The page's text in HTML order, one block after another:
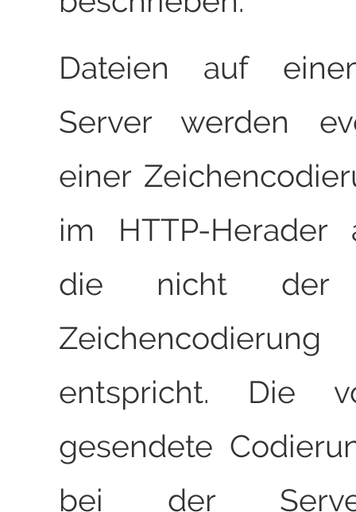
Dateien auf
Server werden
einer
im HTTP-Herader
die nicht der
entspricht. Die
gesendete
bei der